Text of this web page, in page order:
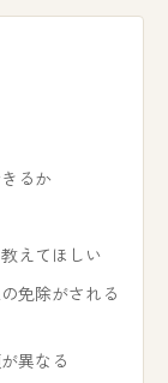
るか
えてほしい
免除がされる
異なる